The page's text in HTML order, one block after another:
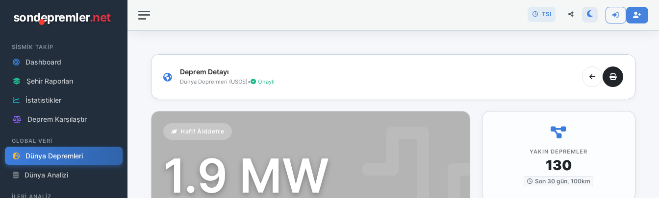
sondepremler.net
SİSMİK TAKİP
Dashboard
Şehir Raporları
İstatistikler
Deprem Karşılaştır
GLOBAL VERİ
Dünya Depremleri
Dünya Analizi
İLERİ ANALİZ
TSI
Deprem Detayı
Dünya Depremleri (USGS)• Onaylı
Hafif Åiddette
1.9 MW YAKIN DEPREMLER
130
Son 30 gün, 100km
bağlantınız